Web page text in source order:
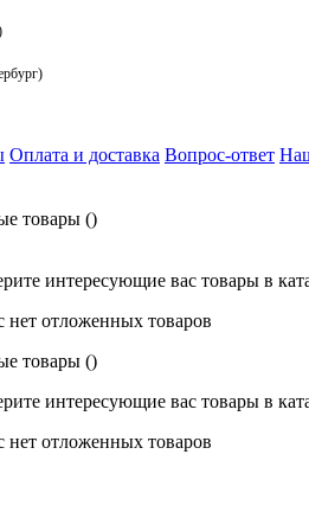
Оплата и доставка Вопрос-ответ
товары ()
интересующие вас товары в
отложенных товаров
товары ()
интересующие вас товары в
отложенных товаров